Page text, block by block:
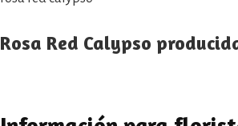
Rosa Red Calypso